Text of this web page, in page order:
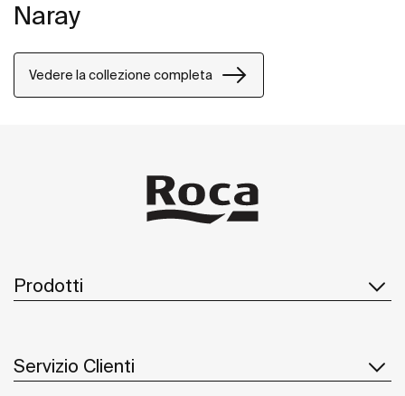
Naray
Vedere la collezione completa
Prodotti
Servizio Clienti